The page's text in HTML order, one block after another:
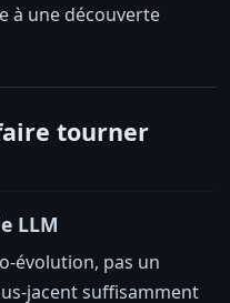
à une découverte
tourner
LLM
évolution, pas un
jacent suffisamment